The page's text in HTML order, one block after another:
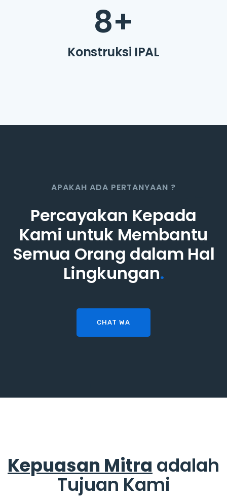
8+
Konstruksi IPAL
APAKAH ADA PERTANYAAN ?
Percayakan Kepada
Kami untuk Membantu
Semua Orang dalam Hal
Lingkungan.
CHAT WA
Kepuasan Mitra adalah
Tujuan Kami